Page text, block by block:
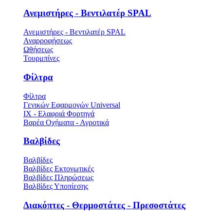
Ανεμιστήρες - Βεντιλατέρ SPAL
Ανεμιστήρες - Βεντιλατέρ SPAL
Αναρροφήσεως
Ωθήσεως
Τουρμπίνες
Φίλτρα
Φίλτρα
Γενικών Εφαρμογών Universal
ΙΧ - Ελαφριά Φορτηγά
Βαρέα Οχήματα - Αγροτικά
Βαλβίδες
Βαλβίδες
Βαλβίδες Εκτονωτικές
Βαλβίδες Πληρώσεως
Βαλβίδες Υποπίεσης
Διακόπτες - Θερμοστάτες - Πρεσοστάτες